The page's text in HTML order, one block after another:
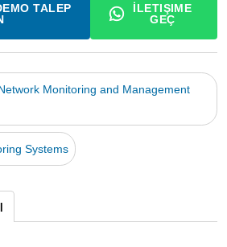
TALEP
İLETIŞIME
GEÇ
Monitoring and Management
Systems